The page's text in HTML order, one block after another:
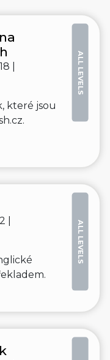
ALL LEVELS
|
které jsou
ALL LEVELS
|